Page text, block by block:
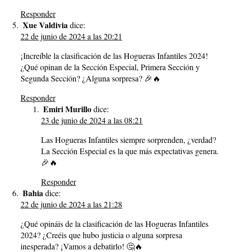
Responder
Xue Valdivia dice:
22 de junio de 2024 a las 20:21
¡Increíble la clasificación de las Hogueras Infantiles 2024!
¿Qué opinan de la Sección Especial, Primera Sección y
Segunda Sección? ¿Alguna sorpresa? 🎉🔥
Responder
Emiri Murillodice:
23 de junio de 2024 a las 08:21
Las Hogueras Infantiles siempre sorprenden, ¿verdad?
La Sección Especial es la que más expectativas genera.
🎉🔥
Responder
Bahia dice:
22 de junio de 2024 a las 21:28
¿Qué opináis de la clasificación de las Hogueras Infantiles
2024? ¿Creéis que hubo justicia o alguna sorpresa
inesperada? ¡Vamos a debatirlo! 🤔🔥